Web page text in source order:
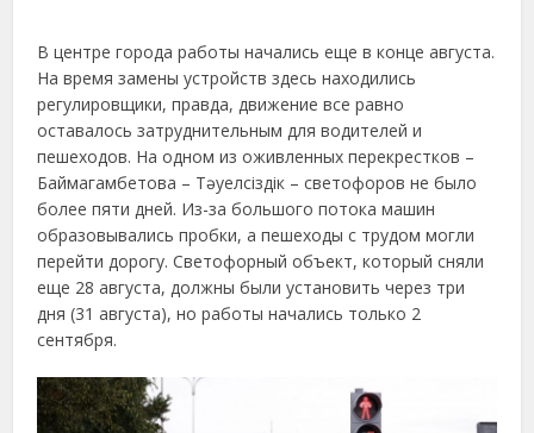
В центре города работы начались еще в конце августа.
На время замены устройств здесь находились
регулировщики, правда, движение все равно
оставалось затруднительным для водителей и
пешеходов. На одном из оживленных перекрестков –
Баймагамбетова – Тәуелсіздік – светофоров не было
более пяти дней. Из-за большого потока машин
образовывались пробки, а пешеходы с трудом могли
перейти дорогу. Светофорный объект, который сняли
еще 28 августа, должны были установить через три
дня (31 августа), но работы начались только 2
сентября.